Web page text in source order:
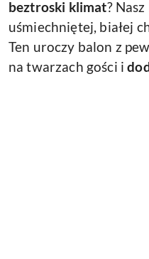
beztroski klimat?
uśmiechniętej, białej
Ten uroczy balon z
na twarzach gości i